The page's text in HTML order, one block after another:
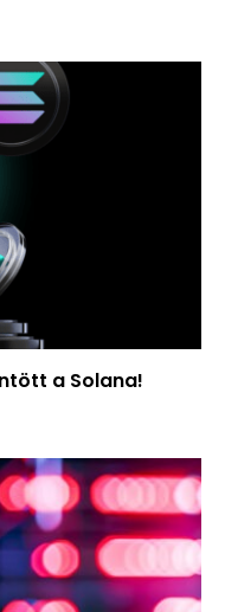
a Solana!